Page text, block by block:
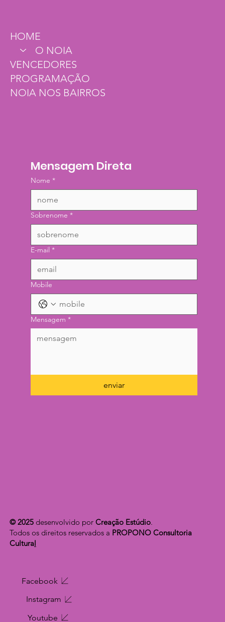
Mensagem Direta
Nome *
Sobrenome *
E-mail *
Mobile
Mensagem *
enviar
© 2025desenvolvido por Creação Estúdio.
Todos os direitos reservados a PROPONO Consultoria
Cultural
HOME
O NOIA
VENCEDORES
PROGRAMAÇÃO
NOIA NOS BAIRROS
Facebook
Instagram
Youtube